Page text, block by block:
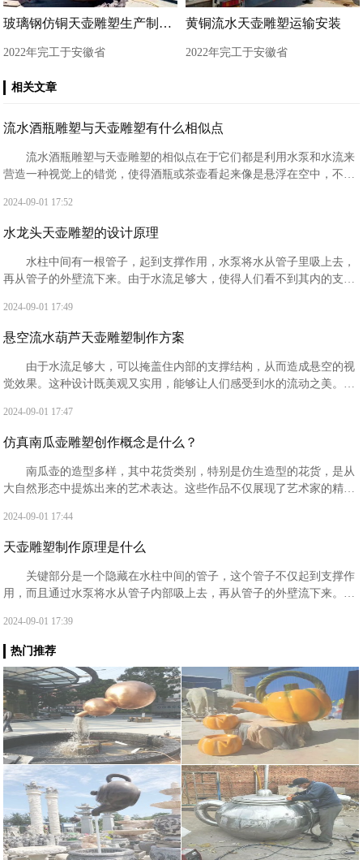
玻璃钢仿铜天壶雕塑生产制作现场
2022年完工于安徽省
黄铜流水天壶雕塑运输安装
2022年完工于安徽省
相关文章
流水酒瓶雕塑与天壶雕塑有什么相似点
流水酒瓶雕塑与天壶雕塑的相似点在于它们都是利用水泵和水流来
营造一种视觉上的错觉，使得酒瓶或茶壶看起来像是悬浮在空中，不断
从而创造出一种神秘和引人入胜的效果。
2024-09-01 17:52
水龙头天壶雕塑的设计原理
水柱中间有一根管子，起到支撑作用，水泵将水从管子里吸上去，
再从管子的外壁流下来。由于水流足够大，使得人们看不到其内的支撑
能够让人们感受到水的流动之美‌。
2024-09-01 17:49
悬空流水葫芦天壶雕塑制作方案
由于水流足够大，可以掩盖住内部的支撑结构，从而造成悬空的视
觉效果。这种设计既美观又实用，能够让人们感受到水的流动之美‌。在
2024-09-01 17:47
仿真南瓜壶雕塑创作概念是什么？
南瓜壶的造型多样，其中花货类别，特别是仿生造型的花货，是从
大自然形态中提炼出来的艺术表达。这些作品不仅展现了艺术家的精湛
2024-09-01 17:44
天壶雕塑制作原理是什么
关键部分是一个隐藏在水柱中间的管子，这个管子不仅起到支撑作
用，而且通过水泵将水从管子内部吸上去，再从管子的外壁流下来。由
水是源源不断地流出的。
2024-09-01 17:39
热门推荐